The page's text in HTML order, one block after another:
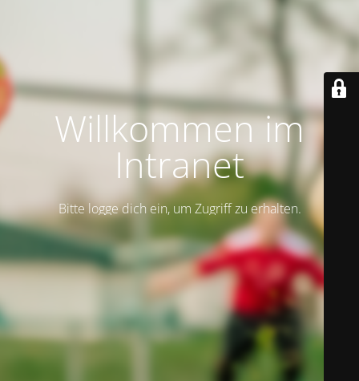
Willkommen im
Intranet
Bitte logge dich ein, um Zugriff zu erhalten.